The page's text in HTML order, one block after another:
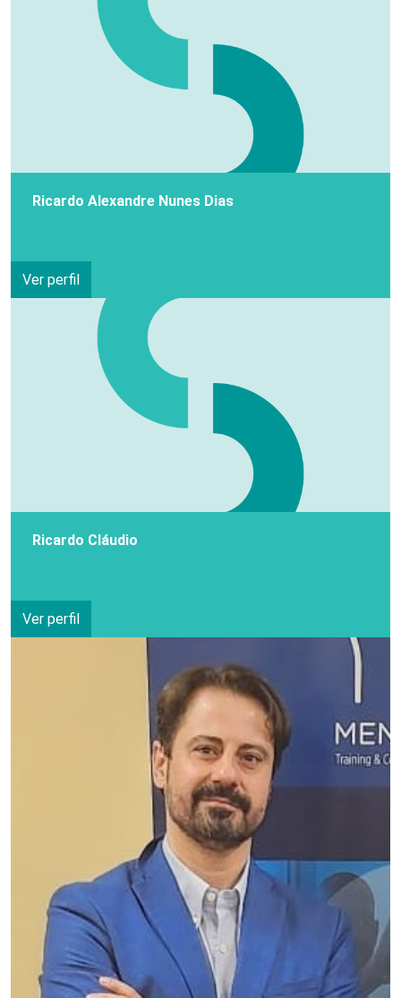
Ricardo Alexandre Nunes Dias
Ver perfil
Ricardo Cláudio
Ver perfil